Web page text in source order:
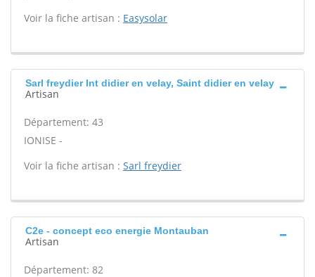
Voir la fiche artisan : Easysolar
Sarl freydier Int didier en velay, Saint didier en velay
Artisan
Département: 43
IONISE -
Voir la fiche artisan : Sarl freydier
C2e - concept eco energie Montauban
Artisan
Département: 82